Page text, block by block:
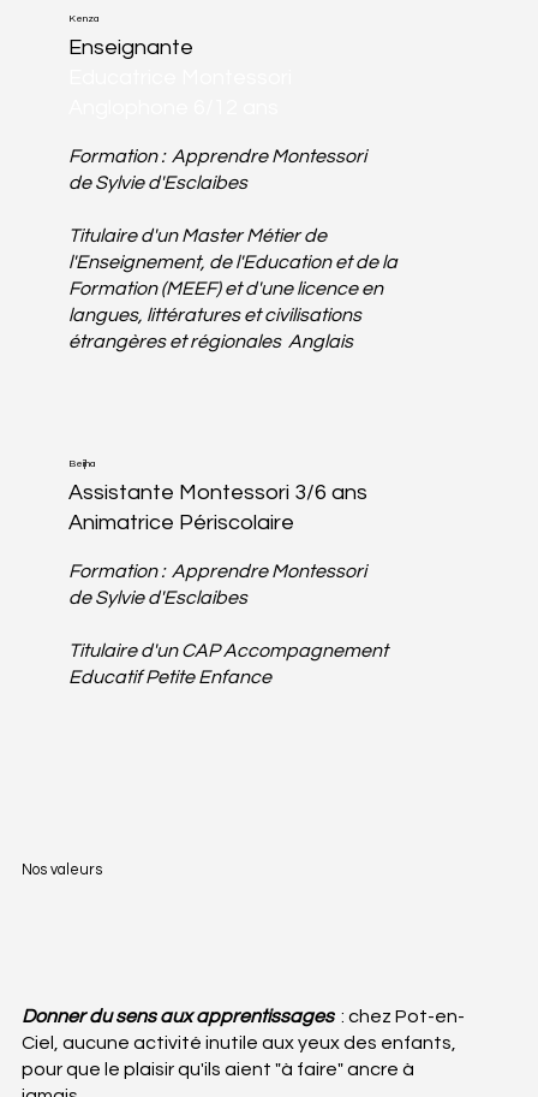
Kenza
Enseignante
Formation : Apprendre Montessori
deSylvie d'Esclaibes
Titulaire d'un Master Métier de
l'Enseignement, de l'Education et de la
Formation (MEEF) et d'une licence en
langues, littératures et civilisations
étrangères et régionales Anglais
Beijha
Assistante Montessori 3/6 ans
Animatrice Périscolaire
Formation : Apprendre Montessori
deSylvie d'Esclaibes
Titulaire d'un CAP Accompagnement
Educatif Petite Enfance
Nos valeurs
Donner du sens aux apprentissages: chez Pot-en-
Ciel, aucune activité inutile aux yeux des enfants,
pour que le plaisir qu'ils aient "à faire" ancre à